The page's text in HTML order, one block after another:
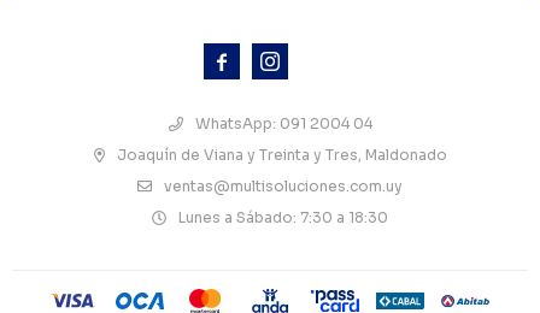
 
WhatsApp: 091 2004 04
Joaquín de Viana y Treinta y Tres, Maldonado
ventas@multisoluciones.com.uy
Lunes a Sábado: 7:30 a 18:30